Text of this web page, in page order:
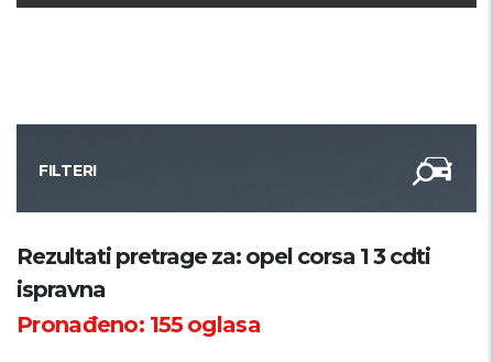
FILTERI
Kategorija
Županija
Rezultati pretrage za: opel corsa 1 3 cdti
ispravna
Pronađeno: 155oglasa